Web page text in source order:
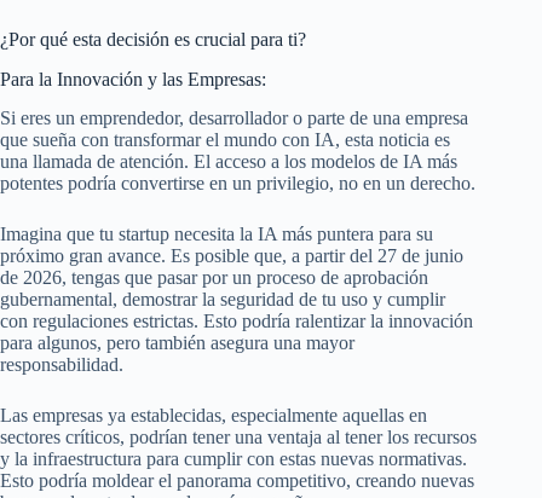
¿Por qué esta decisión es crucial para ti?
Para la Innovación y las Empresas:
Si eres un emprendedor, desarrollador o parte de una empresa
que sueña con transformar el mundo con IA, esta noticia es
una llamada de atención. El acceso a los modelos de IA más
potentes podría convertirse en un privilegio, no en un derecho.
Imagina que tu startup necesita la IA más puntera para su
próximo gran avance. Es posible que, a partir del 27 de junio
de 2026, tengas que pasar por un proceso de aprobación
gubernamental, demostrar la seguridad de tu uso y cumplir
con regulaciones estrictas. Esto podría ralentizar la innovación
para algunos, pero también asegura una mayor
responsabilidad.
Las empresas ya establecidas, especialmente aquellas en
sectores críticos, podrían tener una ventaja al tener los recursos
y la infraestructura para cumplir con estas nuevas normativas.
Esto podría moldear el panorama competitivo, creando nuevas